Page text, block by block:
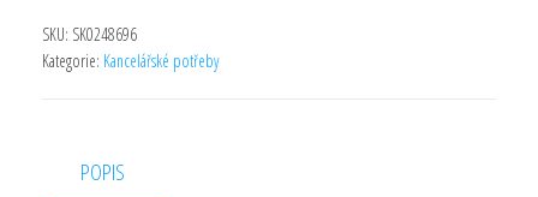
SKU: SK0248696
Kategorie: Kancelářské potřeby
POPIS